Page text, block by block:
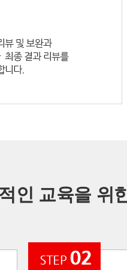
인 교육을 위